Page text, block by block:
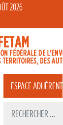
2026
ESPACEADHÉRENT